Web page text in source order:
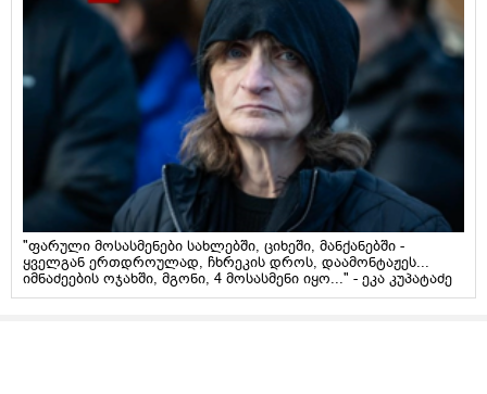
"ფარული მოსასმენები სახლებში, ციხეში, მანქანებში -
ყველგან ერთდროულად, ჩხრეკის დროს, დაამონტაჟეს...
იმნაძეების ოჯახში, მგონი, 4 მოსასმენი იყო..." - ეკა კუპატაძე